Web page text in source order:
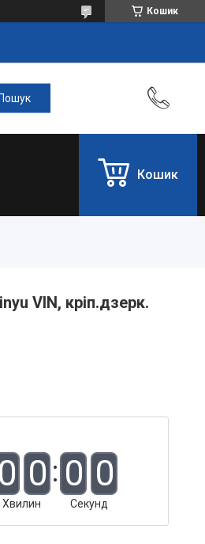
Кошик
Кошик
VIN, кріп.дзерк.
0 0
Хвилин
0 0
Секунд